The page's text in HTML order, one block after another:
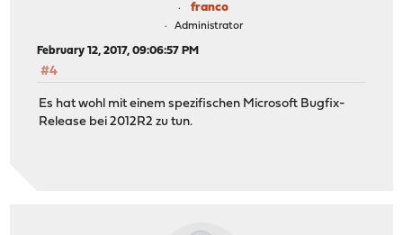
franco
Administrator
February 12, 2017, 09:06:57 PM
#4
Es hat wohl mit einem spezifischen Microsoft Bugfix-
Release bei 2012R2 zu tun.